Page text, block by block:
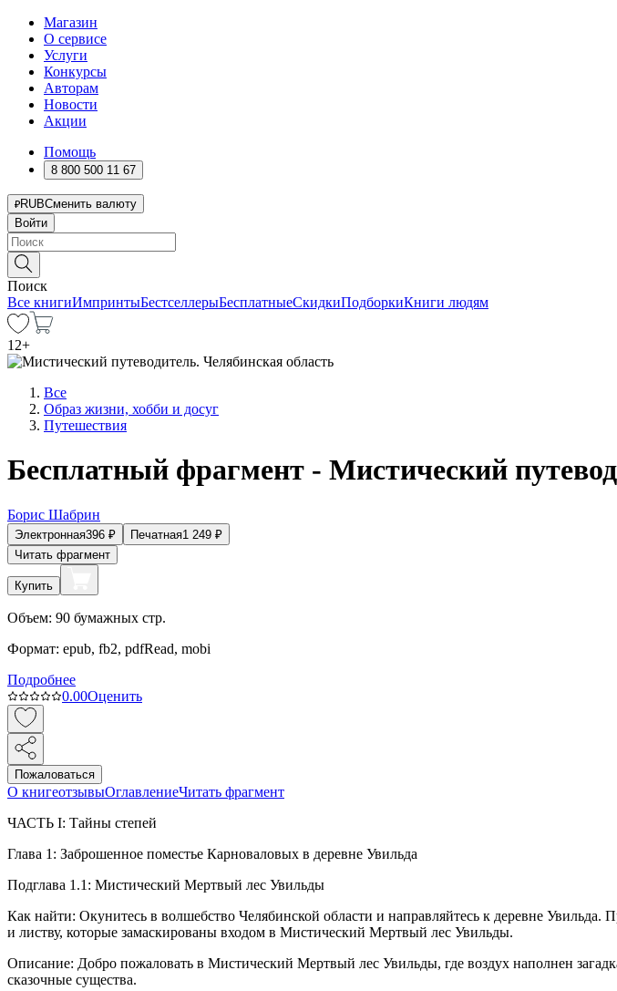
Магазин
О сервисе
Услуги
Конкурсы
Авторам
Новости
Акции
Помощь
8 800 500 11 67
RUBСменить валюту
Войти
Поиск
Все книгиИмпринтыБестселлерыБесплатныеСкидкиПодборкиКниги людям
12+
Все
Образ жизни, хобби и досуг
Путешествия
Бесплатный фрагмент - Мистический
Борис Шабрин
Электронная396 ₽ Печатная1 249 ₽
Читать фрагмент
Купить
Объем: 90 бумажных стр.
Формат: epub, fb2, pdfRead, mobi
Подробнее
0.00Оценить
Пожаловаться
О книгеотзывыОглавлениеЧитать фрагмент
ЧАСТЬ I: Тайны степей
Глава 1: Заброшенное поместье Карноваловых в деревне Увильда
Подглава 1.1: Мистический Мертвый лес Увильды
Как найти: Окунитесь в волшебство Челябинской области и направляйтесь к деревне
и листву, которые замаскированы входом в Мистический Мертвый лес Увильды.
Описание: Добро пожаловать в Мистический Мертвый лес Увильды, где воздух наполнен
сказочные существа.